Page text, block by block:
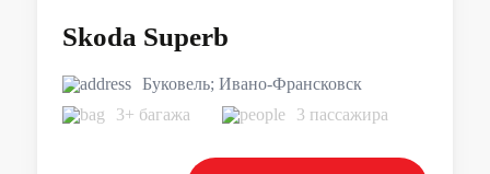
Skoda Superb
Буковель; Ивано-Франсковск
3+ багажа
3 пассажира